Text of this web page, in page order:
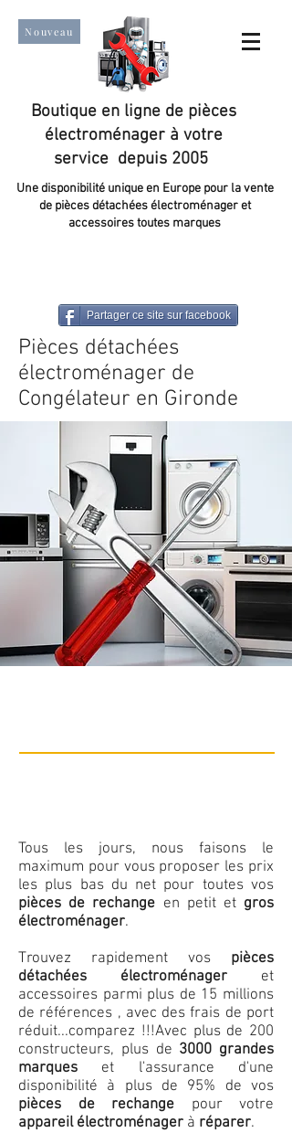
Nouveau
Boutique en ligne de pièces
électroménager à votre
service depuis 2005
Une disponibilité unique en Europe pour la vente
de pièces détachées électroménager et
accessoires toutes marques
Partager ce site sur facebook
Pièces détachées
électroménager de
Congélateur en Gironde
Tous les jours, nous faisons le
maximum pour vous proposer les prix
les plus bas du net pour toutes vos
pièces de rechange en petit et gros
électroménager.
Trouvez rapidement vos pièces
détachées électroménager et
accessoires parmi plus de 15 millions
de références , avec des frais de port
réduit...comparez !!!Avec plus de 200
constructeurs, plus de 3000 grandes
marques et l'assurance d'une
disponibilité à plus de 95% de vos
pièces de rechange pour votre
appareil électroménager à réparer.